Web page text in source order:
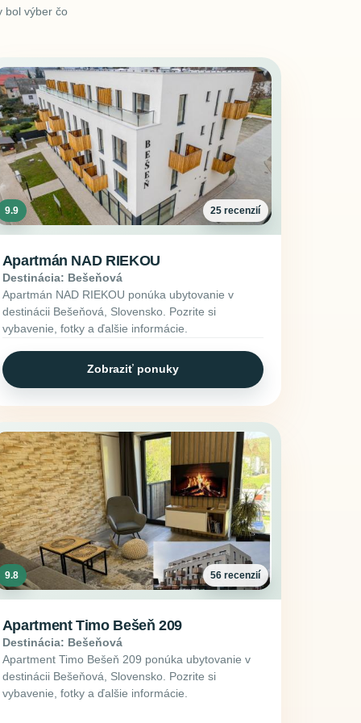
bol výber čo
9.9 25 recenzií
Apartmán NAD RIEKOU
Destinácia: Bešeňová
Apartmán NAD RIEKOU ponúka ubytovanie v
destinácii Bešeňová, Slovensko. Pozrite si
vybavenie, fotky a ďalšie informácie.
Zobraziť ponuky
9.8 56 recenzií
Apartment Timo Bešeň 209
Destinácia: Bešeňová
Apartment Timo Bešeň 209 ponúka ubytovanie v
destinácii Bešeňová, Slovensko. Pozrite si
vybavenie, fotky a ďalšie informácie.